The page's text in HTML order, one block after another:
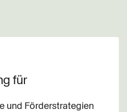
für
und Förderstrategien